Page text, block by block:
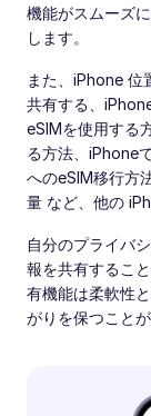
機能がスムーズ
します。
また、iPhone 位
共有する、
eSIMを使用する
る方法、iPhone
へのeSIM移行方
量 など、他の
自分のプライバ
報を共有するこ
有機能は柔軟性
がりを保つことが